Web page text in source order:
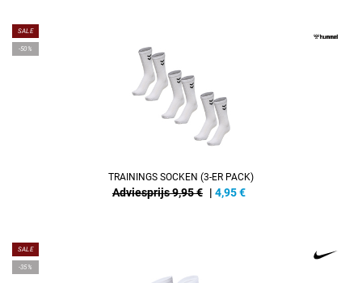
SALE
-50%
TRAININGS SOCKEN (3-ER PACK)
Adviesprijs 9,95 € | 4,95€
SALE
-35%